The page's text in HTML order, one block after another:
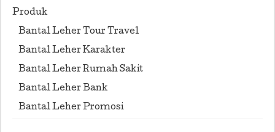
Produk
Bantal Leher Tour Travel
Bantal Leher Karakter
Bantal Leher Rumah Sakit
Bantal Leher Bank
Bantal Leher Promosi